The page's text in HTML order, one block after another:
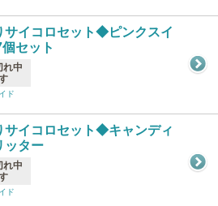
サイコロセット◆ピンクスイ
セット
れ中
ド
サイコロセット◆キャンディ
ッター
れ中
ド